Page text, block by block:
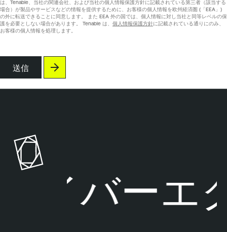
は、Tenable、当社の関連会社、および当社の個人情報保護方針に記載されている第三者（該当する
場合）が製品やサービスなどの情報を提供するために、お客様の個人情報を欧州経済圏 (「EEA」)
の外に転送できることに同意します。 また EEA 外の国では、個人情報に対し当社と同等レベルの保
護を必要としない場合があります。 Tenable は、 個人情報保護方針に記載されている通りにのみ、
お客様の個人情報を処理します。
送信
バーエク